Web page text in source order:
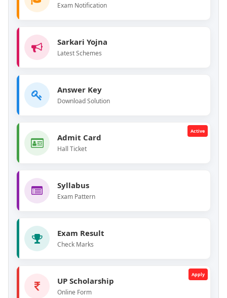
Exam Notification
Sarkari Yojna
Latest Schemes
Answer Key
Download Solution
Admit Card
Hall Ticket
Active
Syllabus
Exam Pattern
Exam Result
Check Marks
UP Scholarship
Online Form
Apply